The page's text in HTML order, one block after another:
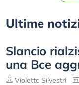
Ultime
Slancio
una Bce
Violetta Silvestri